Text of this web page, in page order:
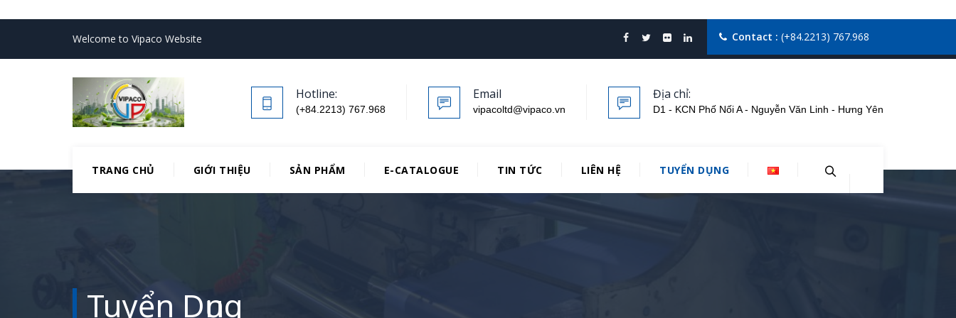
Welcome to Vipaco Website Contact : (+84.2213) 767.968
Hotline:
(+84.2213) 767.968
Email
vipacoltd@vipaco.vn
Địa chỉ:
D1 - KCN Phố Nối A - Nguyễn Văn Linh - Hưng Yên
TRANG CHỦ GIỚI THIỆU SẢN PHẨM E-CATALOGUE TIN TỨC LIÊN HỆ TUYỂN DỤNG
Tuyển Dụng